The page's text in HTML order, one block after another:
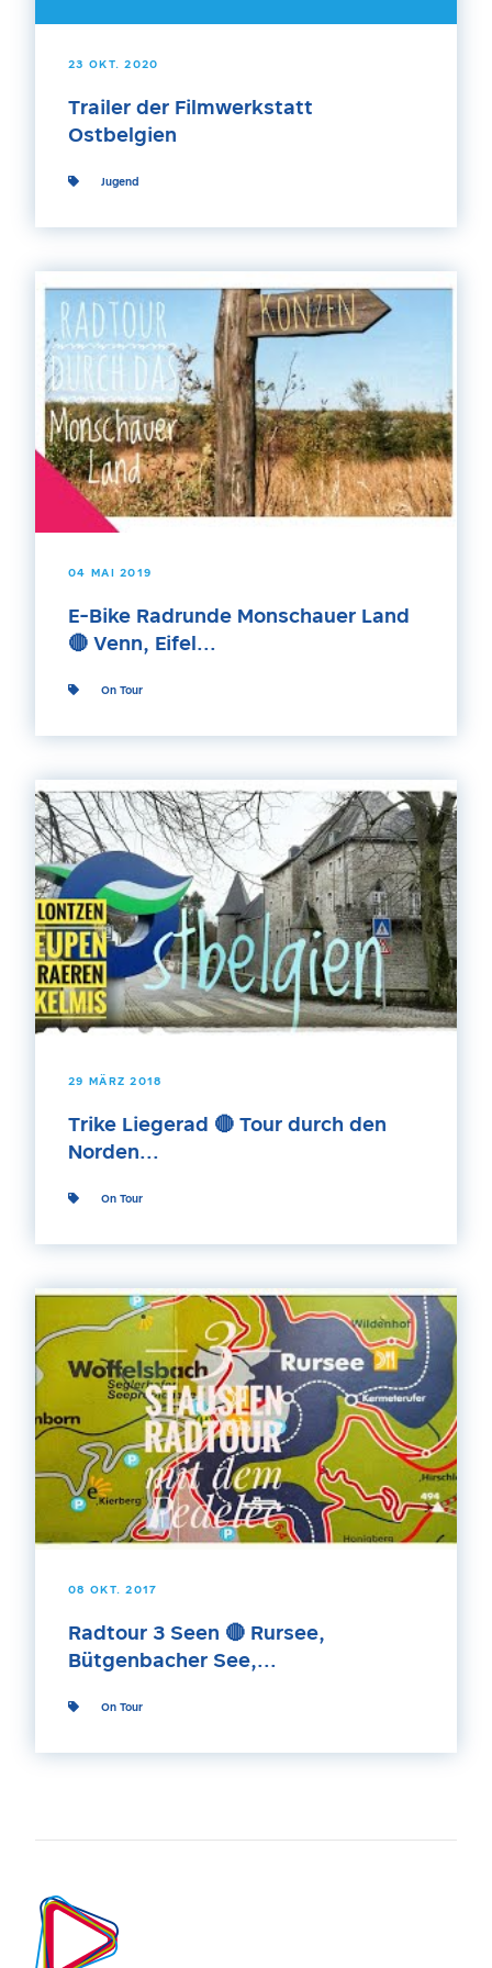
23 OKT. 2020
Trailer der Filmwerkstatt
Ostbelgien
Jugend
04 MAI 2019
E-Bike Radrunde Monschauer Land
🔴 Venn, Eifel...
On Tour
29 MÄRZ 2018
Trike Liegerad 🔴 Tour durch den
Norden...
On Tour
08 OKT. 2017
Radtour 3 Seen 🔴 Rursee,
Bütgenbacher See,...
On Tour